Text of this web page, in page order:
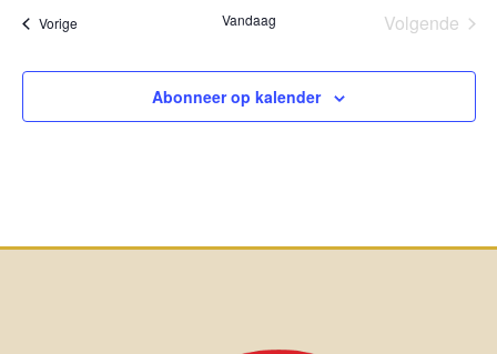
VorigeEvenementen Vandaag
Volgende
Abonneer op kalender